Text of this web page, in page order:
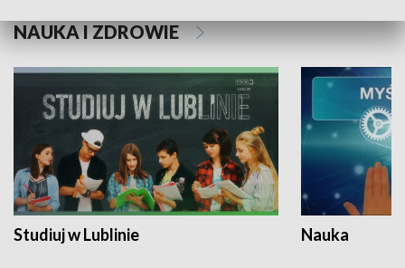
NAUKA I ZDROWIE
Studiuj w Lublinie Nauka